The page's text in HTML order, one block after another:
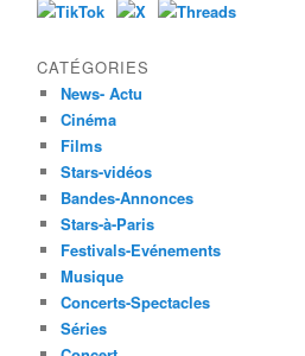
CATÉGORIES
News- Actu
Cinéma
Films
Stars-vidéos
Bandes-Annonces
Stars-à-Paris
Festivals-Evénements
Musique
Concerts-Spectacles
Séries